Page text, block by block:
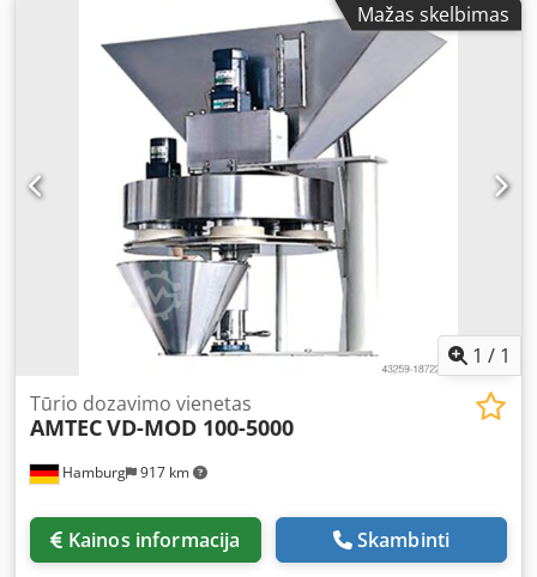
0.6 MPa; Air consumption: approx. 60 L/min; Power supply:
220 V; Power consumption: 7.5 kW. Dcodsv Nnk Rspfx Af
Eek Please note that our new prices are often lower than
the typical prices for used equipment. Feel free to inquire
and let us know your packaging requirements. - Typically,
30-50 different new machines are available for immediate
delivery from stock. For custom-built machines, we offer
very short lead times starting from approximately 3 weeks.
- All machines are available with full warranty.
Mažas skelbimas
1 / 1
Hamburg 917 km
Tūrio dozavimo vienetas
AMTECVD-MOD 100-5000
Kainos informacija Skambinti